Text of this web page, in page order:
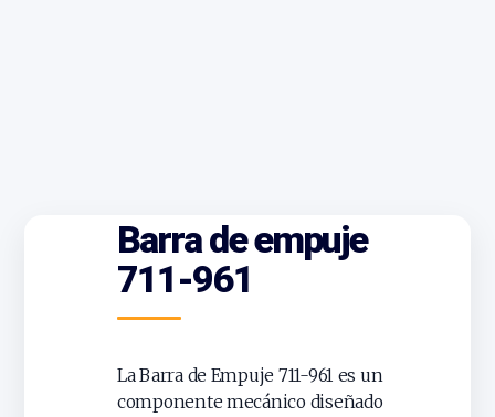
Barra de empuje
711-961
La Barra de Empuje 711-961 es un
componente mecánico diseñado